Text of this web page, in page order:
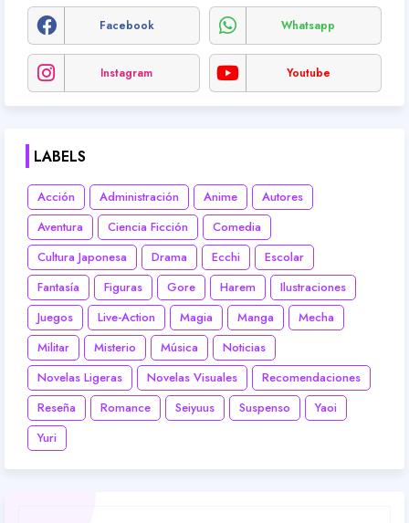
Facebook Whatsapp
Instagram Youtube
LABELS
Acción Administración Anime
Autores
Aventura
Ciencia Ficción
Comedia
Cultura Japonesa
Drama Ecchi
Escolar
Fantasía
Figuras Gore Harem
Ilustraciones
Juegos
Live-Action Magia Manga
Mecha
Militar
Misterio Música
Noticias
Novelas Ligeras
Novelas Visuales
Recomendaciones
Reseña
Romance Seiyuus Suspenso
Yaoi
Yuri